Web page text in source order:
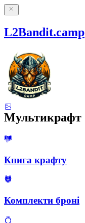
L2Bandit.camp
Мультикрафт
Книга крафту
Комплекти броні